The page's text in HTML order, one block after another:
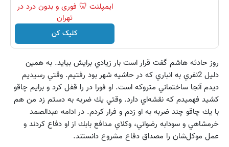
ایمپلنت 🦷 فوری و بدون درد در
تهران
کلیک کن
روز حادثه هاشم گفت قرار است بار زيادي برايش بيايد. به همين
دليل 2نفري به انباري كه در حاشيه شهر بود رفتيم. وقتي رسيديم
ديدم آنجا ساختماني متروكه است. او فورا در را قفل كرد و برايم چاقو
كشيد فهميدم كه نقشه‌اي دارد. وقتي يك ضربه به دستم زد من هم
با يك چاقو چند ضربه به او زدم و فرار كردم. در ادامه عبدالصمد
خرمشاهي و سودابه رضواني، وكلاي مدافع بابك از او دفاع كردند و
عمل موكل‌شان را مصداق دفاع مشروع دانستند.